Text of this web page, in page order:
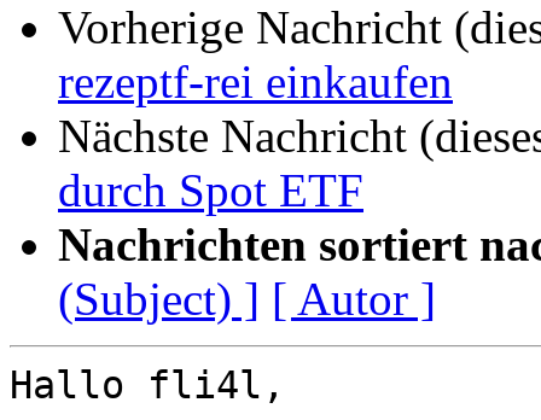
Vorherige Nachricht
rezeptf-rei einkaufen
Nächste Nachricht
durch Spot ETF
Nachrichten sortiert
(Subject) ] [ Autor ]
Hallo fli4l,